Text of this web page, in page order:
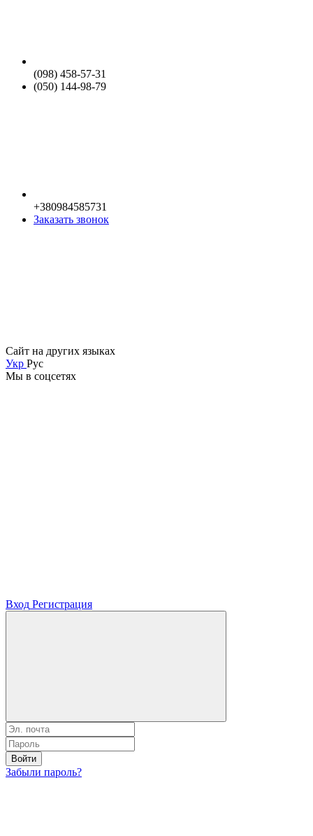
(098) 458-57-31
(050) 144-98-79
+380984585731
Заказать звонок
Сайт на других языках
Укр Рус
Мы в соцсетях
Вход Регистрация
Войти
Забыли пароль?